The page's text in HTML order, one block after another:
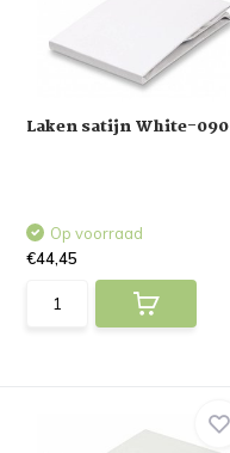
Laken satijn White-090
Op voorraad
€44,45